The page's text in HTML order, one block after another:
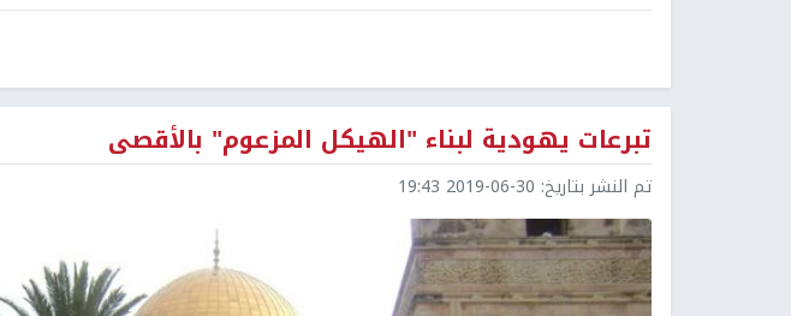
تبرعات يهودية لبناء "الهيكل المزعوم" بالأقصى
تم النشر بتاريخ: 2019-06-30 19:43